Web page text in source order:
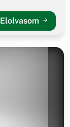
Elolvasom